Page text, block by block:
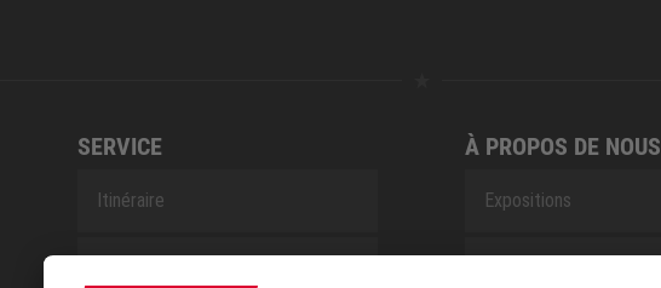
SERVICE
Itinéraire
À PROPOS DE NOUS
Expositions